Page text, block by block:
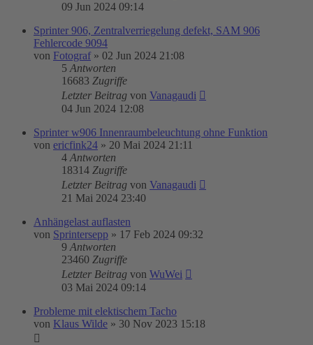
09 Jun 2024 09:14
Sprinter 906, Zentralverriegelung defekt, SAM 906
Fehlercode 9094
von Fotograf » 02 Jun 2024 21:08
5 Antworten
16683 Zugriffe
Letzter Beitrag von Vanagaudi
04 Jun 2024 12:08
Sprinter w906 Innenraumbeleuchtung ohne Funktion
von ericfink24 » 20 Mai 2024 21:11
4 Antworten
18314 Zugriffe
Letzter Beitrag von Vanagaudi
21 Mai 2024 23:40
Anhängelast auflasten
von Sprintersepp » 17 Feb 2024 09:32
9 Antworten
23460 Zugriffe
Letzter Beitrag von WuWei
03 Mai 2024 09:14
Probleme mit elektischem Tacho
von Klaus Wilde » 30 Nov 2023 15:18